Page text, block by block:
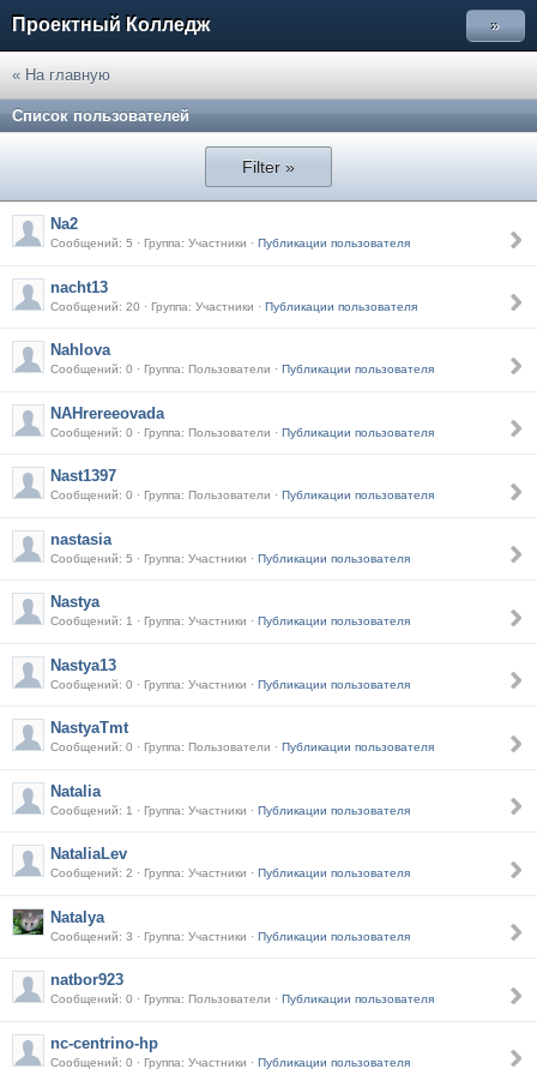
Проектный Колледж »
« На главную
Список пользователей
Filter »
Na2
Сообщений: 5 · Группа: Участники · Публикации пользователя
nacht13
Сообщений: 20 · Группа: Участники · Публикации пользователя
Nahlova
Сообщений: 0 · Группа: Пользователи · Публикации пользователя
NAHrereeovada
Сообщений: 0 · Группа: Пользователи · Публикации пользователя
Nast1397
Сообщений: 0 · Группа: Пользователи · Публикации пользователя
nastasia
Сообщений: 5 · Группа: Участники · Публикации пользователя
Nastya
Сообщений: 1 · Группа: Участники · Публикации пользователя
Nastya13
Сообщений: 0 · Группа: Участники · Публикации пользователя
NastyaTmt
Сообщений: 0 · Группа: Пользователи · Публикации пользователя
Natalia
Сообщений: 1 · Группа: Участники · Публикации пользователя
NataliaLev
Сообщений: 2 · Группа: Участники · Публикации пользователя
Natalya
Сообщений: 3 · Группа: Участники · Публикации пользователя
natbor923
Сообщений: 0 · Группа: Пользователи · Публикации пользователя
nc-centrino-hp
Сообщений: 0 · Группа: Участники · Публикации пользователя